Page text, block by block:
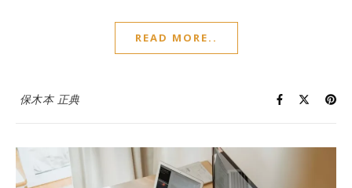
READ MORE..
保木本 正典